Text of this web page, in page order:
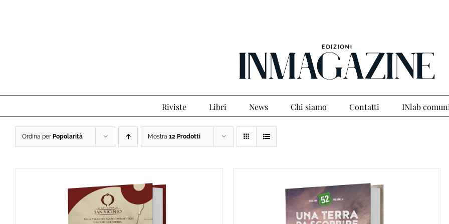
Riviste Libri News Chi siamo Contatti INlab
Ordina per Popolarità Mostra 12 Prodotti